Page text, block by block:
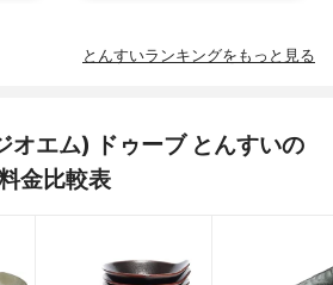
とんすいランキングをもっと見る
オエム) ドゥーブ とんすいの
金比較表